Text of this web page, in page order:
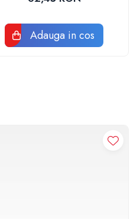
Adauga in cos